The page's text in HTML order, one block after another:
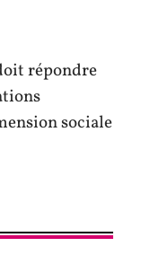
répondre
sociale